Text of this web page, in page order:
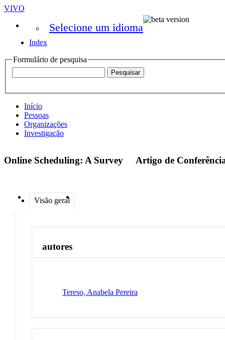
VIVO
Selecione um idioma
Index
Formulário de pesquisa
Início
Pessoas
Organizações
Investigação
Online Scheduling: A Survey Artigo de
Visão geral
autores
Tereso, Anabela Pereira